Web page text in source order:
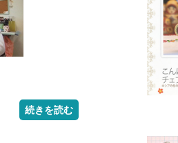
続きを読む